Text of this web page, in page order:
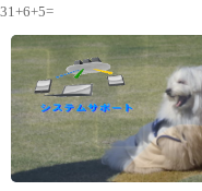
31+6+5=